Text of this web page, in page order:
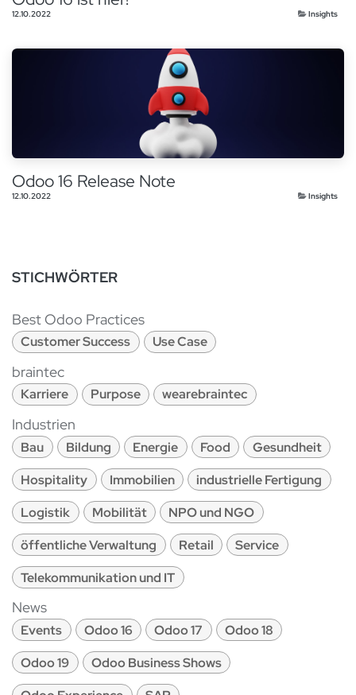
12.10.2022 Insights
Odoo 16 Release Note
12.10.2022 Insights
STICHWÖRTER
Best Odoo Practices
Customer Success Use Case
braintec
Karriere Purpose wearebraintec
Industrien
Bau Bildung Energie Food
Gesundheit
Hospitality
Immobilien
industrielle Fertigung
Logistik
Mobilität
NPO und NGO
öffentliche Verwaltung
Retail
Service
Telekommunikation und IT
News
Events Odoo 16 Odoo 17
Odoo 18
Odoo 19
Odoo Business Shows